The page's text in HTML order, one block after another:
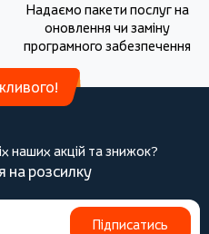
Надаємо пакети послуг на
оновлення чи заміну
програмного забезпечення
наших акцій та знижок?
на розсилку
Підписатись